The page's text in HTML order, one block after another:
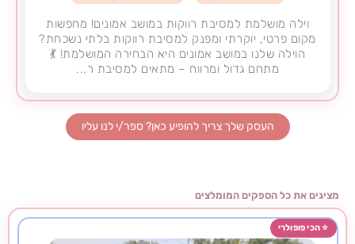
וילה מושלמת למסיבת רווקות במושב אמונים! מחפשות
מקום פרטי, יוקרתי ומפנק למסיבת רווקות בלתי נשכחת?
הוילה שלנו במושב אמונים היא הבחירה המושלמת! 💃
מתחם גדול ומרווח – מתאים למסיבת ר...
העסק שלך צריך להופיע כאן? ספר/י לנו עליו